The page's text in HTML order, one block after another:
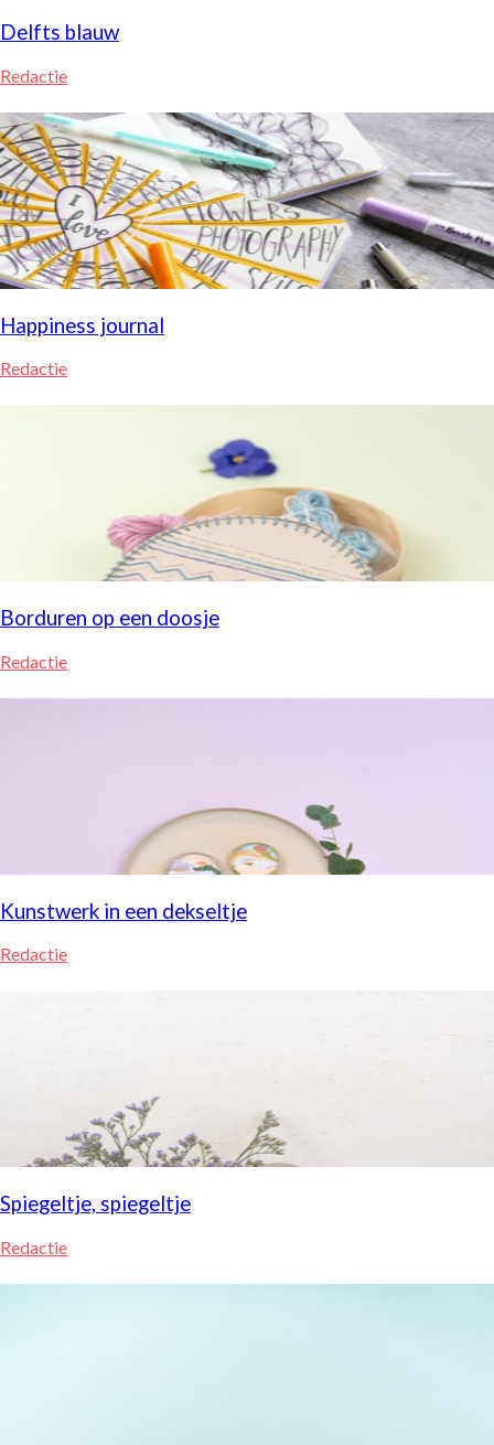
Delfts blauw
Redactie
Happiness journal
Redactie
Borduren op een doosje
Redactie
Kunstwerk in een dekseltje
Redactie
Spiegeltje, spiegeltje
Redactie